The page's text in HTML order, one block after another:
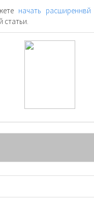
начать
статьи.